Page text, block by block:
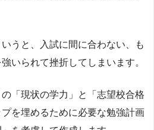
うと、入試に間に合わない、も
いられて挫折してしまいます。
「現状の学力」と「志望校合格
を埋めるために必要な勉強計画